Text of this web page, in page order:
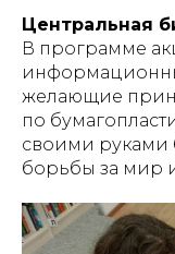
Центральная
В программе
желающие
по
своими руками
борьбы за мир